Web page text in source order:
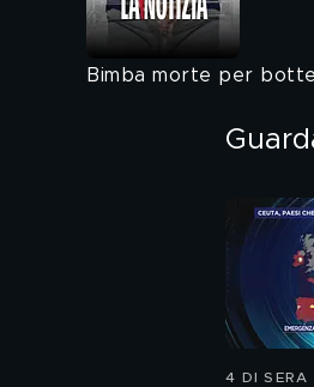
Bimba morte per
4 DI SERA